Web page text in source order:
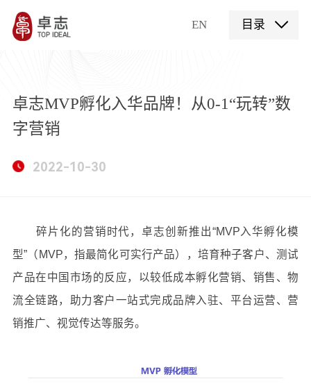
EN 目录
卓志MVP孵化入华品牌！从0-1“玩转”数
字营销
2022-10-30
碎片化的营销时代，卓志创新推出“MVP入华孵化模
型” （ MVP，指最简化可实行产品），培育种子客户、测试
产品在中国市场的反应，以较低成本孵化营销、销售、物
流全链路，助力客户一站式完成品牌入驻、平台运营、营
销推广、视觉传达等服务。